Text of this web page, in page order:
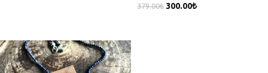
379.00₺ 300.00₺